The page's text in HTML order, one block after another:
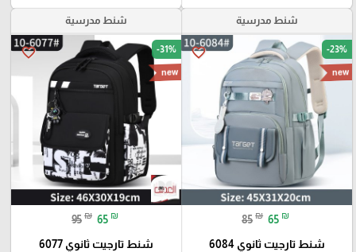
شنط مدرسية
favorite_border -23%
new
85 ₪ 65 ₪
شنط تارجيت ثانوي 6084
شنط مدرسية
favorite_border -31%
new
95 ₪ 65 ₪
شنط تارجيت ثانوي 6077